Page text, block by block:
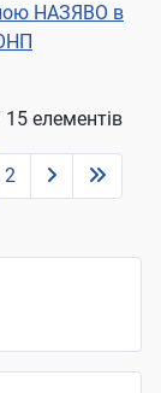
НАЗЯВО в
елементів
2